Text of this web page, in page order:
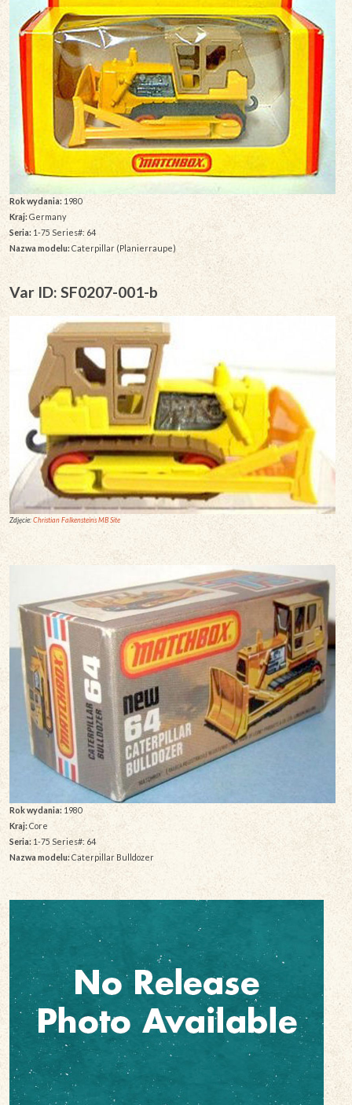
Rok wydania: 1980
Kraj: Germany
Seria: 1-75 Series#: 64
Nazwa modelu: Caterpillar (Planierraupe)
Var ID: SF0207-001-b
Zdjęcie:Christian Falkensteins MB Site
Rok wydania: 1980
Kraj:Core
Seria:1-75 Series#: 64
Nazwa modelu: Caterpillar Bulldozer